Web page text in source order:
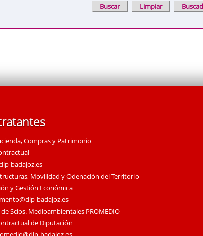
Compras y Patrimonio
badajoz.es
Movilidad y Odenación del Territorio
y Gestión Económica
badajoz.es
Scios. Medioambientales PROMEDIO
de Diputación